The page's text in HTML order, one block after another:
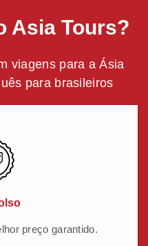
Asia Tours?
viagens para a Ásia
para brasileiros
preço garantido.